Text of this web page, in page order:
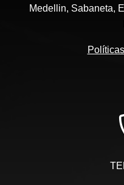
Medellin, Sabaneta,